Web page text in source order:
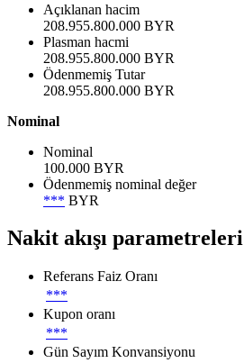
Açıklanan hacim
208.955.800.000 BYR
Plasman hacmi
208.955.800.000 BYR
Ödenmemiş Tutar
208.955.800.000 BYR
Nominal
Nominal
100.000 BYR
Ödenmemiş nominal değer
*** BYR
Nakit akışı parametreleri
Referans Faiz Oranı
***
Kupon oranı
***
Gün Sayım Konvansiyonu